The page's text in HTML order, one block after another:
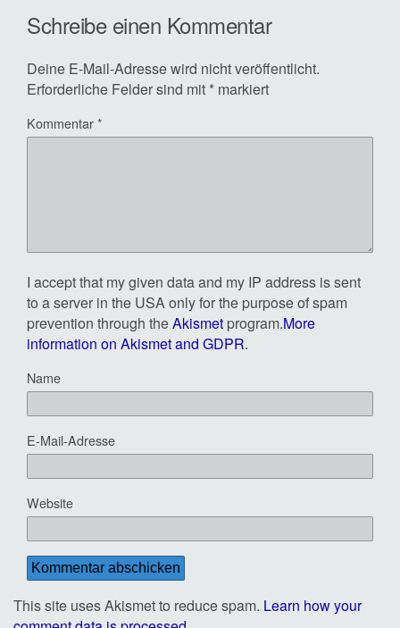
Schreibe einen Kommentar
Deine E-Mail-Adresse wird nicht veröffentlicht.
Erforderliche Felder sind mit * markiert
Kommentar*
I accept that my given data and my IP address is sent
to a server in the USA only for the purpose of spam
prevention through theAkismet program.More
information on Akismet and GDPR.
Name
E-Mail-Adresse
Website
This site uses Akismet to reduce spam. Learn how your